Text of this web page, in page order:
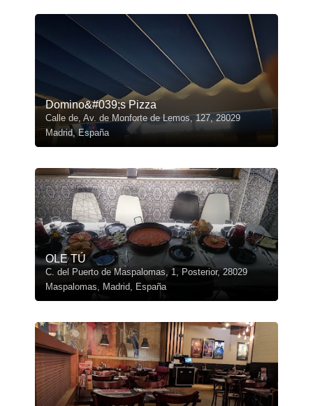
Domino&#039;s Pizza
Calle de, Av. de Monforte de Lemos, 127, 28029
Madrid, España
OLE TÚ
C. del Puerto de Maspalomas, 1, Posterior, 28029
Maspalomas, Madrid, España